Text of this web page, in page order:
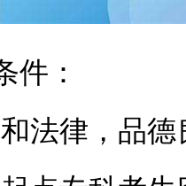
件：
法律，品德